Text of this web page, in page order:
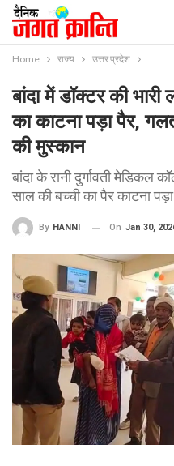
Home राज्य उत्तर प्रदेश
बांदा में डॉक्टर की
का काटना पड़ा पैर,
की मुस्कान
बांदा के रानी दुर्गावती मेडिकल
साल की बच्ची का पैर काटना
By HANNI On Jan 30,